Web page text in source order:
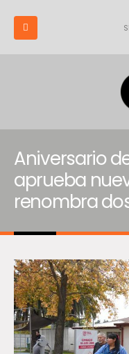
Aniversario
aprueba
renombra